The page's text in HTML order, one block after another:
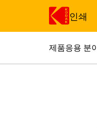
인쇄
제품응용 분